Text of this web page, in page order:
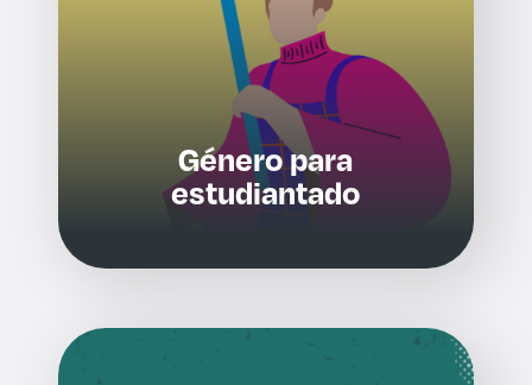
Género para
estudiantado